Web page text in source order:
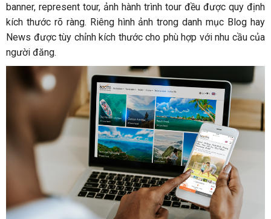
banner, represent tour, ảnh hành trình tour đều được quy định
kích thước rõ ràng. Riêng hình ảnh trong danh mục Blog hay
News được tùy chỉnh kích thước cho phù hợp với nhu cầu của
người đăng.